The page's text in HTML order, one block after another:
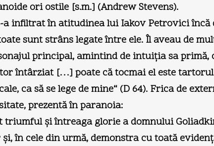
ori ostile [s.m.] (Andrew Stevens).
a infiltrat în atitudinea lui Iakov Petrovici
sunt strâns legate între ele. Îl aveau de
principal, amintind de intuiţia sa
întârziat […] poate că tocmai el este
ca să se lege de mine“ (D 64). Frica de
prezentă în paranoia:
şi întreaga glorie a domnului
în cele din urmă, demonstra cu toată